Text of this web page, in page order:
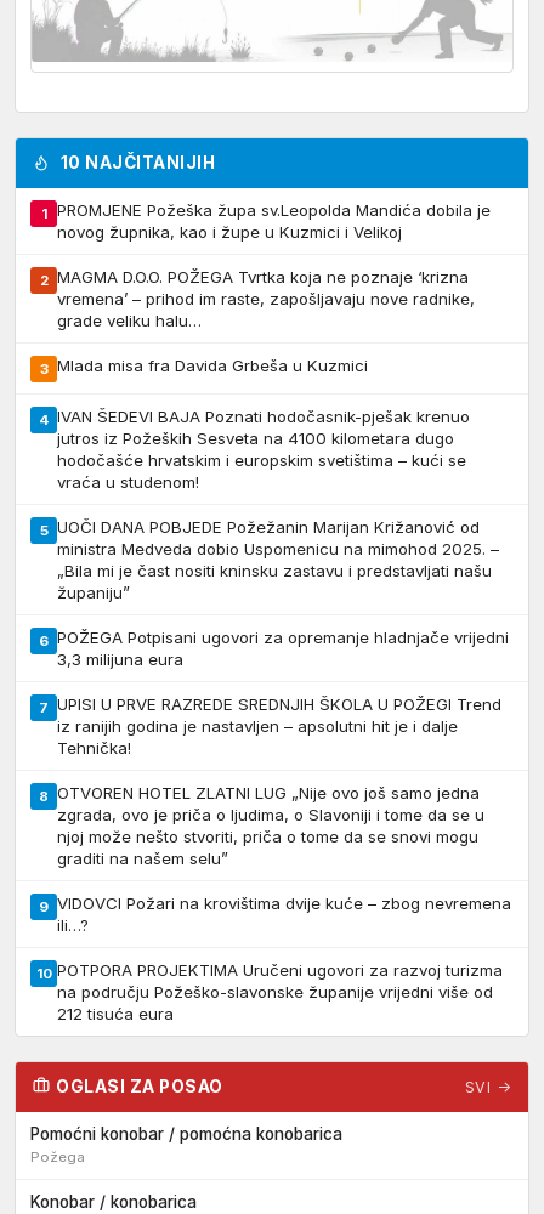
10 NAJČITANIJIH
1
PROMJENE Požeška župa sv.Leopolda Mandića dobila je
novog župnika, kao i župe u Kuzmici i Velikoj
2 MAGMA D.O.O. POŽEGA Tvrtka koja ne poznaje ‘krizna
vremena’ – prihod im raste, zapošljavaju nove radnike,
grade veliku halu…
3 Mlada misa fra Davida Grbeša u Kuzmici
4 IVAN ŠEDEVI BAJA Poznati hodočasnik-pješak krenuo
jutros iz Požeških Sesveta na 4100 kilometara dugo
hodočašće hrvatskim i europskim svetištima – kući se
vraća u studenom!
5 UOČI DANA POBJEDE Požežanin Marijan Križanović od
ministra Medveda dobio Uspomenicu na mimohod 2025. –
„Bila mi je čast nositi kninsku zastavu i predstavljati našu
županiju”
6 POŽEGA Potpisani ugovori za opremanje hladnjače vrijedni
3,3 milijuna eura
7 UPISI U PRVE RAZREDE SREDNJIH ŠKOLA U POŽEGI Trend
iz ranijih godina je nastavljen – apsolutni hit je i dalje
Tehnička!
8 OTVOREN HOTEL ZLATNI LUG „Nije ovo još samo jedna
zgrada, ovo je priča o ljudima, o Slavoniji i tome da se u
njoj može nešto stvoriti, priča o tome da se snovi mogu
graditi na našem selu”
9 VIDOVCI Požari na krovištima dvije kuće – zbog nevremena
ili…?
10 POTPORA PROJEKTIMA Uručeni ugovori za razvoj turizma
na području Požeško-slavonske županije vrijedni više od
212 tisuća eura
OGLASI ZA POSAO SVI →
Pomoćni konobar / pomoćna konobarica
Požega
Konobar / konobarica